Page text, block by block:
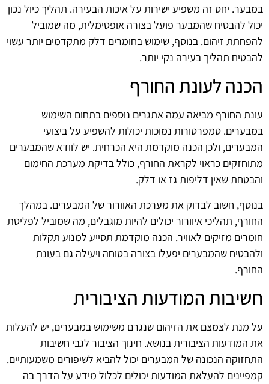
במבער. יחס זה משפיע ישירות על איכות הבעירה. תהליך כיול נכון
יכול להבטיח שהמבער פועל בצורה אופטימלית, מה שמוביל
להפחתת זיהום. בנוסף, שימוש בחומרים דלק מתקדמים יותר עשוי
להבטיח תהליך בעירה נקי יותר.
הכנה לעונת החורף
עונת החורף מביאה עמה אתגרים נוספים בתחום השימוש
במבערים. טמפרטורות נמוכות יכולות להשפיע על ביצועי
המבערים, ולכן הכנה מוקדמת היא הכרחית. יש לוודא שהמבערים
מתוחזקים כראוי לקראת החורף, כולל בדיקת מערכת החימום
והבטחת שאין דליפות גז או דלק.
בנוסף, חשוב לבדוק את מערכת האוורור של המבערים. במהלך
החורף, תהליכי איוורור יכולים להיות מוגבלים, מה שמוביל לפליטת
חומרים מזיקים לאוויר. הכנה מוקדמת תסייע למנוע תקלות
ולהבטיח שהמבערים יפעלו בצורה בטוחה ויעילה גם בעונת
החורף.
חשיבות המודעות הציבורית
על מנת לצמצם את הזיהום שנגרם משימוש במבערים, יש להעלות
את המודעות הציבורית בנושא. חינוך הציבור לגבי חשיבות
התחזוקה הנכונה של המבערים יכול להביא לשיפורים משמעותיים.
קמפיינים להעלאת המודעות יכולים לכלול מידע על הדרך בה